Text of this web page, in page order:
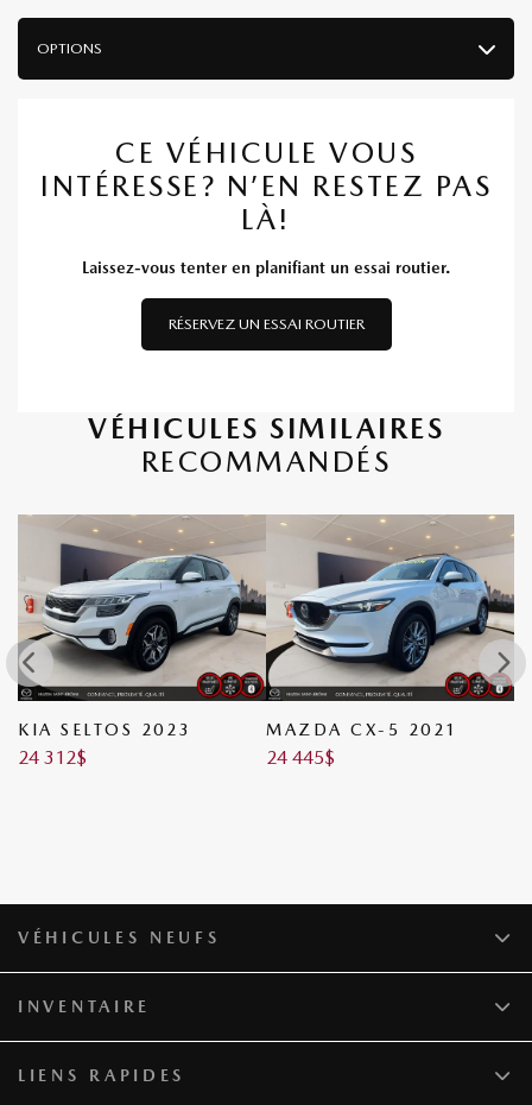
OPTIONS
CE VÉHICULE VOUS
INTÉRESSE? N’EN RESTEZ PAS
LÀ!
Laissez-vous tenter en planifiant un essai routier.
RÉSERVEZ UN ESSAI ROUTIER
VÉHICULES SIMILAIRES
RECOMMANDÉS
KIA SELTOS 2023
24 312$
MAZDA CX-5 2021
24 445$
VÉHICULES NEUFS
INVENTAIRE
LIENS RAPIDES